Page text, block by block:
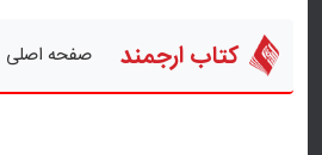
کتاب ارجمند صفحه اصلی